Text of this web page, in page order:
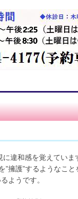
違和感を覚えていま
擁護”するようなこと
ようです。